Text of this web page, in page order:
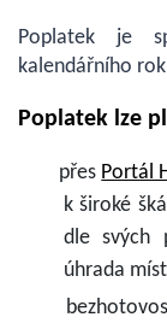
Poplatek je
kalendářního
Poplatek lze
přes Portál
k široké
dle svých
úhrada